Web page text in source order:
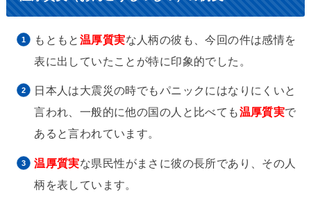
もともと 温厚質実な人柄の彼も、今回の件は感情を
表に出していたことが特に印象的でした。
日本人は大震災の時でもパニックにはなりにくいと
言われ、一般的に他の国の人と比べても温厚質実で
あると言われています。
温厚質実な県民性がまさに彼の長所であり、その人
柄を表しています。